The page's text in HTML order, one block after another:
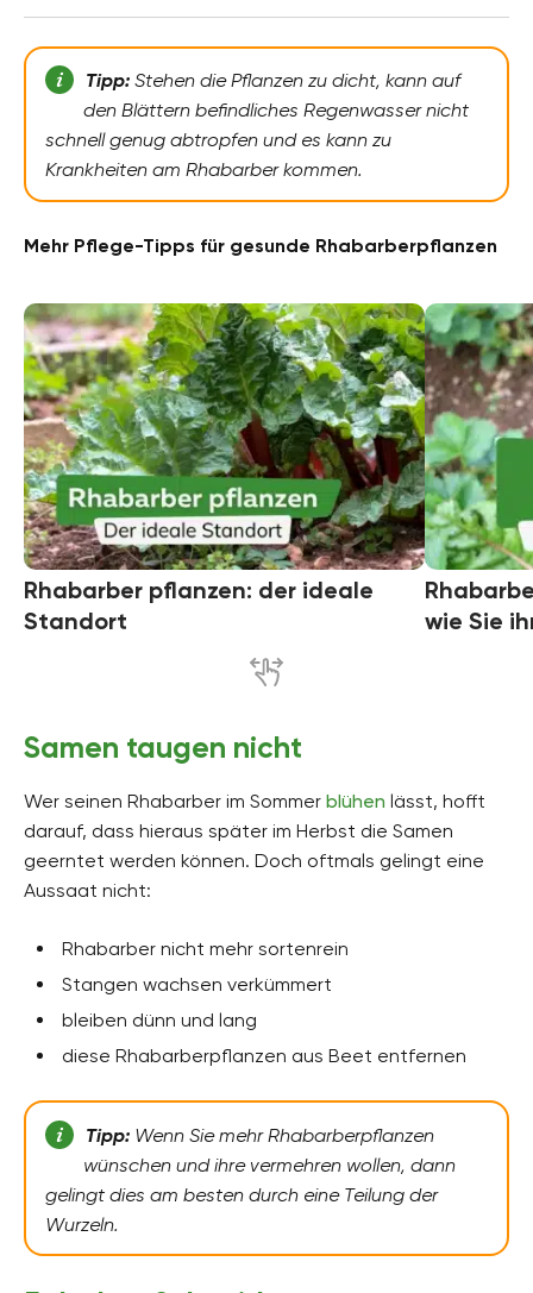
Tipp:Stehen die Pflanzen zu dicht, kann auf
den Blättern befindliches Regenwasser nicht
schnell genug abtropfen und es kann zu
Krankheiten am Rhabarber kommen.
Mehr Pflege-Tipps für gesunde Rhabarberpflanzen
Rhabarber pflanzen: der ideale
Standort
wie Sie
Samen taugen nicht
Wer seinen Rhabarber im Sommer blühen lässt, hofft
darauf, dass hieraus später im Herbst die Samen
geerntet werden können. Doch oftmals gelingt eine
Aussaat nicht:
Rhabarber nicht mehr sortenrein
Stangen wachsen verkümmert
bleiben dünn und lang
diese Rhabarberpflanzen aus Beet entfernen
Tipp:Wenn Sie mehr Rhabarberpflanzen
wünschen und ihre vermehren wollen, dann
gelingt dies am besten durch eine Teilung der
Wurzeln.